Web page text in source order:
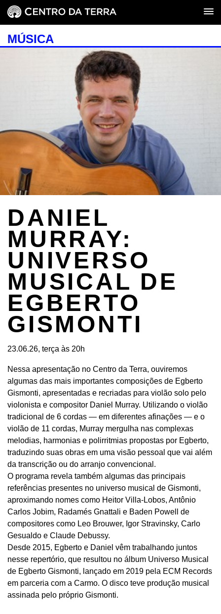
MÚSICA
DANIEL
MURRAY:
UNIVERSO
MUSICAL DE
EGBERTO
GISMONTI
23.06.26, terça às 20h
Nessa apresentação no Centro da Terra, ouviremos
algumas das mais importantes composições de Egberto
Gismonti, apresentadas e recriadas para violão solo pelo
violonista e compositor Daniel Murray. Utilizando o violão
tradicional de 6 cordas — em diferentes afinações — e o
violão de 11 cordas, Murray mergulha nas complexas
melodias, harmonias e polirritmias propostas por Egberto,
traduzindo suas obras em uma visão pessoal que vai além
da transcrição ou do arranjo convencional.
O programa revela também algumas das principais
referências presentes no universo musical de Gismonti,
aproximando nomes como Heitor Villa-Lobos, Antônio
Carlos Jobim, Radamés Gnattali e Baden Powell de
compositores como Leo Brouwer, Igor Stravinsky, Carlo
Gesualdo e Claude Debussy.
Desde 2015, Egberto e Daniel vêm trabalhando juntos
nesse repertório, que resultou no álbum Universo Musical
de Egberto Gismonti, lançado em 2019 pela ECM Records
em parceria com a Carmo. O disco teve produção musical
assinada pelo próprio Gismonti.